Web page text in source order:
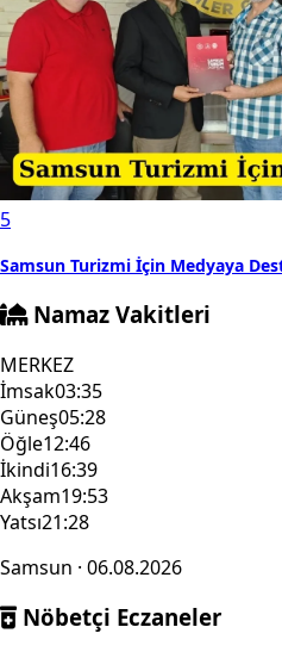
5
Samsun Turizmi İçin Medyaya
Namaz Vakitleri
MERKEZ
İmsak03:35
Güneş05:28
Öğle12:46
İkindi16:39
Akşam19:53
Yatsı21:28
Samsun · 06.08.2026
Nöbetçi Eczaneler